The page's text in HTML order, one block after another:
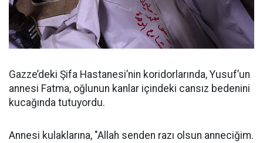
Gazze’deki Şifa Hastanesi’nin koridorlarında, Yusuf’un
annesi Fatma, oğlunun kanlar içindeki cansız bedenini
kucağında tutuyordu.
Annesi kulaklarına, "Allah senden razı olsun anneciğim.